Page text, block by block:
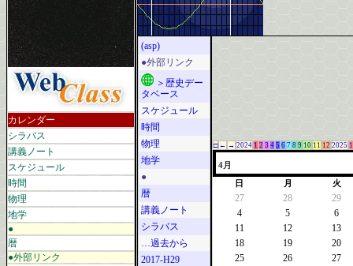
カレンダー
シラバス
講義ノート
スケジュール
時間
物理
地学
●
暦
●外部リンク
(asp)
●外部リンク
＞歴史デー
タベース
スケジュール
時間
物理
地学
●
暦
講義ノート
シラバス
…過去から
2017-H29
□ ← → 2024 1 2 3 4 5 6 7 8 9 10 11 12 2025 1
4月
日 月 火
27 28
29
4
5
6
11
12
13
18
19
20
25
26
27